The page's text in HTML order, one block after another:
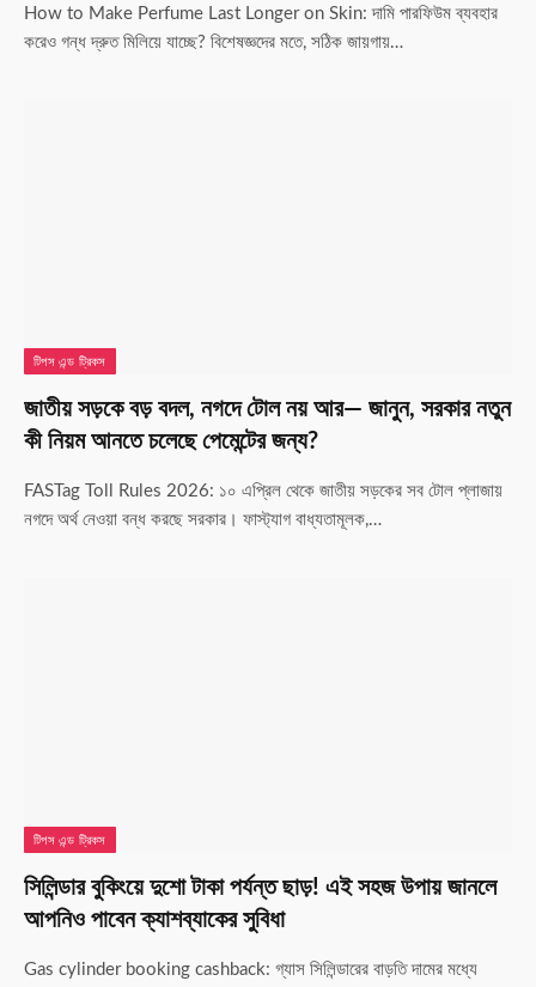
How to Make Perfume Last Longer on Skin: দামি পারফিউম ব্যবহার
করেও গন্ধ দ্রুত মিলিয়ে যাচ্ছে? বিশেষজ্ঞদের মতে, সঠিক জায়গায়…
টিপস এন্ড ট্রিকস
জাতীয় সড়কে বড় বদল, নগদে টোল নয় আর— জানুন, সরকার নতুন
কী নিয়ম আনতে চলেছে পেমেন্টের জন্য?
FASTag Toll Rules 2026: ১০ এপ্রিল থেকে জাতীয় সড়কের সব টোল প্লাজায়
নগদে অর্থ নেওয়া বন্ধ করছে সরকার। ফাস্ট্যাগ বাধ্যতামূলক,…
টিপস এন্ড ট্রিকস
সিলিন্ডার বুকিংয়ে দুশো টাকা পর্যন্ত ছাড়! এই সহজ উপায় জানলে
আপনিও পাবেন ক্যাশব্যাকের সুবিধা
Gas cylinder booking cashback: গ্যাস সিলিন্ডারের বাড়তি দামের মধ্যে